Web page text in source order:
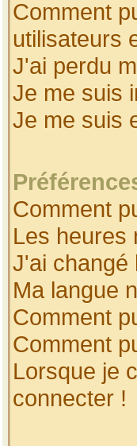
Comment
utilisateurs
J'ai perdu
Je me suis
Je me suis
Comment
Les heures
J'ai changé
Ma langue
Comment
Comment
Lorsque je
connecter !